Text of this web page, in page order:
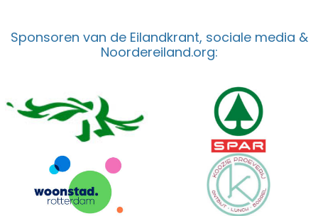
Sponsoren van de Eilandkrant, sociale media &
Noordereiland.org: